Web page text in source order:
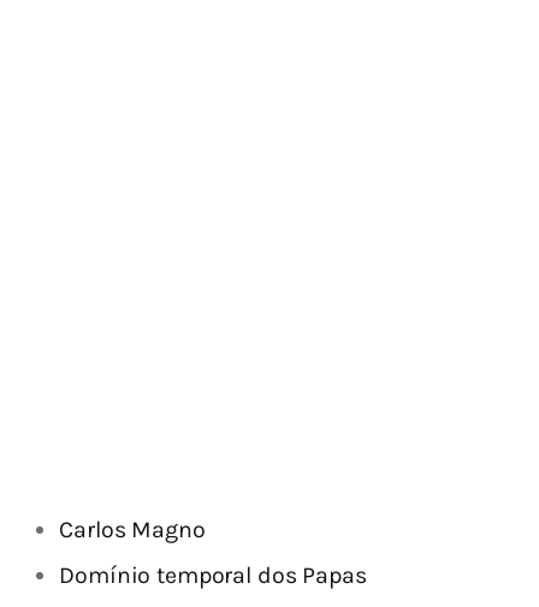
Carlos Magno
Domínio temporal dos Papas